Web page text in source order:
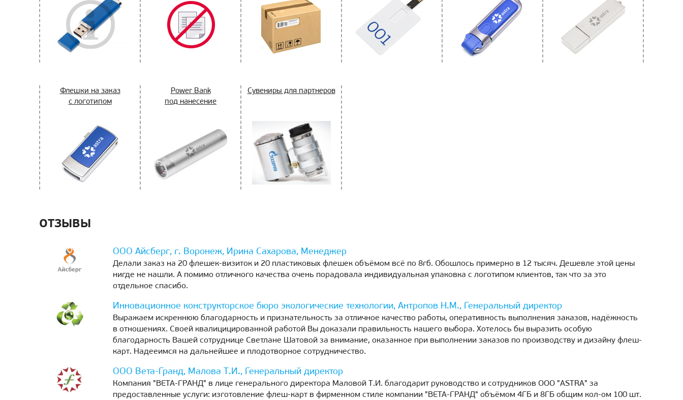
Флешки на заказ
с логотипом
Power Bank
под нанесение
Сувениры для партнеров
ОТЗЫВЫ
ООО Айсберг, г. Воронеж, Ирина Сахарова, Менеджер
Делали заказ на 20 флешек-визиток и 20 пластиковых флешек объёмом всё по 8гб. Обошлось примерно в 12 тысяч. Дешевле этой цены
нигде не нашли. А помимо отличного качества очень порадовала индивидуальная упаковка с логотипом клиентов, так что за это
отдельное спасибо.
Инновационное конструкторское бюро экологические технологии, Антропов Н.М., Генеральный директор
Выражаем искреннюю благодарность и признательность за отличное качество работы, оперативность выполнения заказов, надёжность
в отношениях. Своей квалицицированной работой Вы доказали правильность нашего выбора. Хотелось бы выразить особую
благодарность Вашей сотруднице Светлане Шатовой за внимание, оказанное при выполнении заказов по производству и дизайну флеш-
карт. Надееимся на дальнейшее и плодотворное сотрудничество.
ООО Вета-Гранд, Малова Т.И., Генеральный директор
Компания "ВЕТА-ГРАНД" в лице генерального директора Маловой Т.И. благодарит руководство и сотрудников ООО "ASTRA" за
предоставленные услуги: изготовление флеш-карт в фирменном стиле компании "ВЕТА-ГРАНД" объёмом 4ГБ и 8ГБ общим кол-ом 100 шт.